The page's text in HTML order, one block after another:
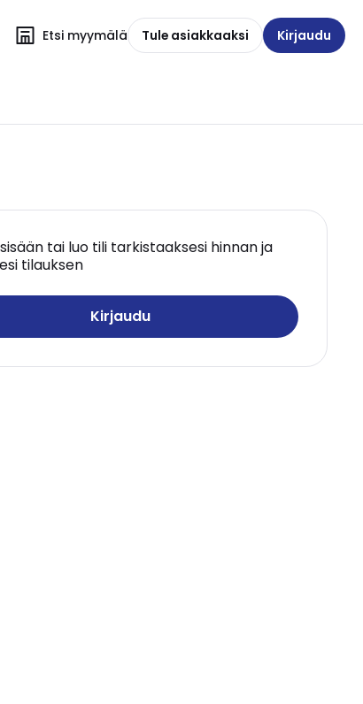
Etsi myymälä Tule asiakkaaksi Kirjaudu
tai luo tili tarkistaaksesi hinnan ja
tilauksen
Kirjaudu